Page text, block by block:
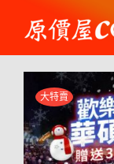
content
大特賣